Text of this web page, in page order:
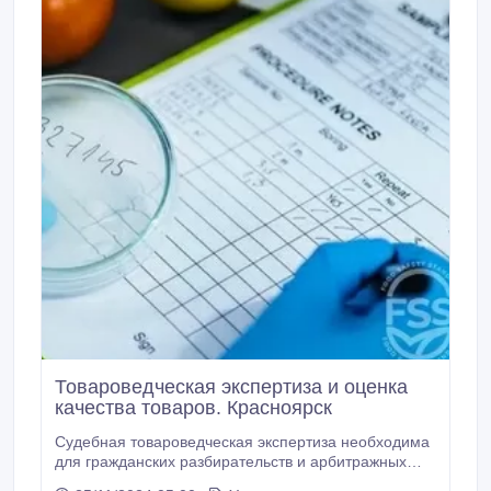
Товароведческая экспертиза и оценка
качества товаров. Красноярск
Судебная товароведческая экспертиза необходима
для гражданских разбирательств и арбитражных